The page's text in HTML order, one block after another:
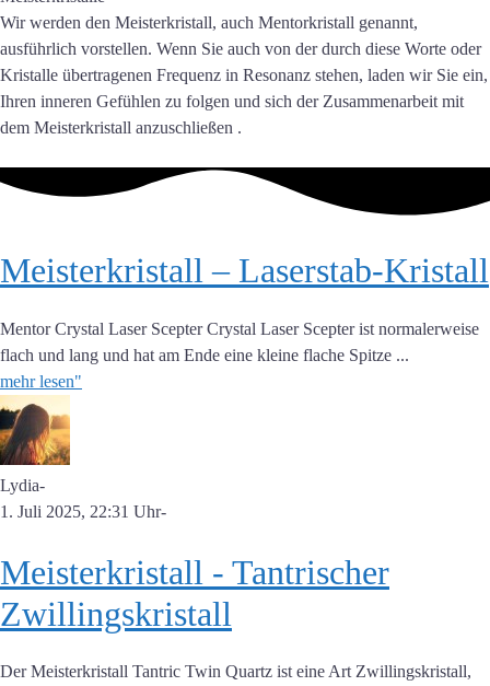
Wir werden den Meisterkristall, auch Mentorkristall genannt,
ausführlich vorstellen. Wenn Sie auch von der durch diese Worte oder
Kristalle übertragenen Frequenz in Resonanz stehen, laden wir Sie ein,
Ihren inneren Gefühlen zu folgen und sich der Zusammenarbeit mit
dem Meisterkristall anzuschließen .
Meisterkristall – Laserstab-Kristall
Mentor Crystal Laser Scepter Crystal Laser Scepter ist normalerweise
flach und lang und hat am Ende eine kleine flache Spitze ...
mehr lesen"
Lydia-
1. Juli 2025, 22:31 Uhr-
Meisterkristall - Tantrischer
Zwillingskristall
Der Meisterkristall Tantric Twin Quartz ist eine Art Zwillingskristall,